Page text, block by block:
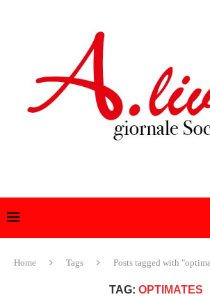
Home Tags Posts tagged with
TAG: OPTIMATES